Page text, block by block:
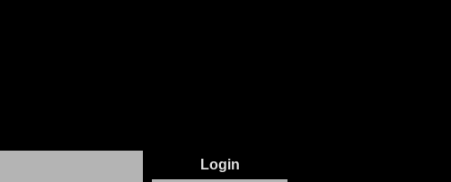
Login